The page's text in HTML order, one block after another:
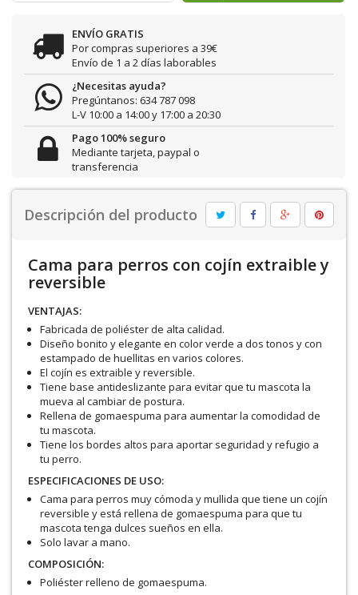
ENVÍO GRATIS
Por compras superiores a 39€
Envío de 1 a 2 días laborables
¿Necesitas ayuda?
Pregúntanos: 634 787 098
L-V 10:00 a 14:00 y 17:00 a 20:30
Pago 100% seguro
Mediante tarjeta, paypal o
transferencia
Descripción del producto
Cama para perros con cojín extraible y
reversible
VENTAJAS:
Fabricada de poliéster de alta calidad.
Diseño bonito y elegante en color verde a dos tonos y con
estampado de huellitas en varios colores.
El cojín es extraible y reversible.
Tiene base antideslizante para evitar que tu mascota la
mueva al cambiar de postura.
Rellena de gomaespuma para aumentar la comodidad de
tu mascota.
Tiene los bordes altos para aportar seguridad y refugio a
tu perro.
ESPECIFICACIONES DE USO:
Cama para perros muy cómoda y mullida que tiene un cojín
reversible y está rellena de gomaespuma para que tu
mascota tenga dulces sueños en ella.
Solo lavar a mano.
COMPOSICIÓN:
Poliéster relleno de gomaespuma.